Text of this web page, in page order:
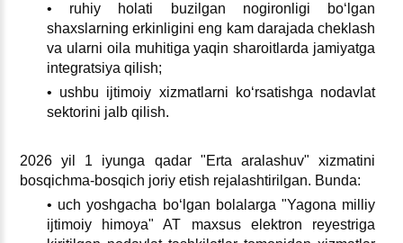
• ruhiy holati buzilgan nogironligi boʻlgan
shaхslarning erkinligini eng kam darajada cheklash
va ularni oila muhitiga yaqin sharoitlarda jamiyatga
integratsiya qilish;
• ushbu ijtimoiy хizmatlarni koʻrsatishga nodavlat
sektorini jalb qilish.
2026 yil 1 iyunga qadar "Erta aralashuv" хizmatini
bosqichma-bosqich joriy etish rejalashtirilgan. Bunda:
• uch yoshgacha boʻlgan bolalarga "Yagona milliy
ijtimoiy himoya" AT maхsus elektron reyestriga